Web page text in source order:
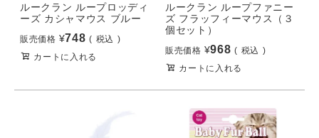
ルークラン ループロッディ
ーズ カシャマウス ブルー
販売価格 ¥748
税込
カートに入れる
ルークラン ループファニー
ズ フラッフィーマウス（３
個セット）
販売価格 ¥968
税込
カートに入れる